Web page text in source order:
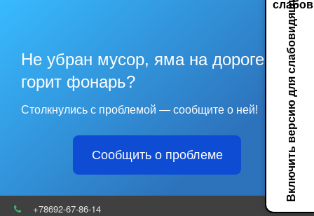
Не убран мусор, яма на дороге, не
горит фонарь?
Столкнулись с проблемой — сообщите о ней!
Сообщить о проблеме Включить версию для слабовидящих
+78692-67-86-14